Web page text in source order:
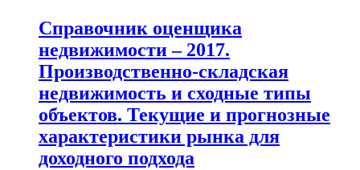
Справочник оценщика
недвижимости – 2017.
Производственно-складская
недвижимость и сходные типы
объектов. Текущие и прогнозные
характеристики рынка для
доходного подхода